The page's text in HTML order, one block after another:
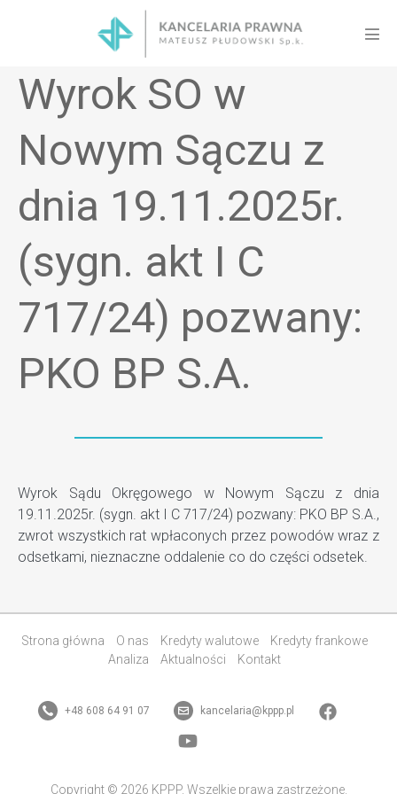
Wyrok SO w
Nowym Sączu z
dnia 19.11.2025r.
(sygn. akt I C
717/24) pozwany:
PKO BP S.A.
Wyrok Sądu Okręgowego w Nowym Sączu z dnia
19.11.2025r. (sygn. akt I C 717/24) pozwany: PKO BP S.A.,
zwrot wszystkich rat wpłaconych przez powodów wraz z
odsetkami, nieznaczne oddalenie co do części odsetek.
Strona główna O nas Kredyty walutowe
Kredyty frankowe
Analiza
Aktualności Kontakt
+48 608 64 91 07 kancelaria@kppp.pl
Copyright © 2026 KPPP. Wszelkie prawa zastrzeżone.